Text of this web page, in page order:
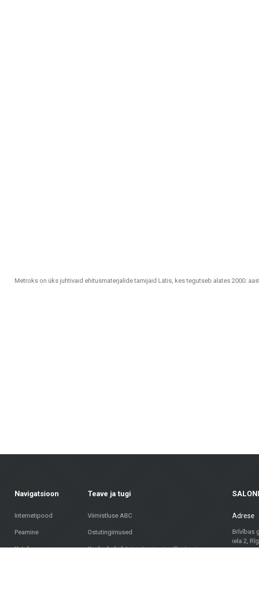
Metroks on üks juhtivaid ehitusmaterjalide tarnijaid Lätis, kes tegutseb alates 2000.
Navigatsioon
Internetipood
Peamine
Kataloog
Teave ja tugi
Viimistluse ABC
Ostutingimused
Kauba kohaletoimetamine ja väljastamine
SALONI
Adrese
Brīvības
iela 2,